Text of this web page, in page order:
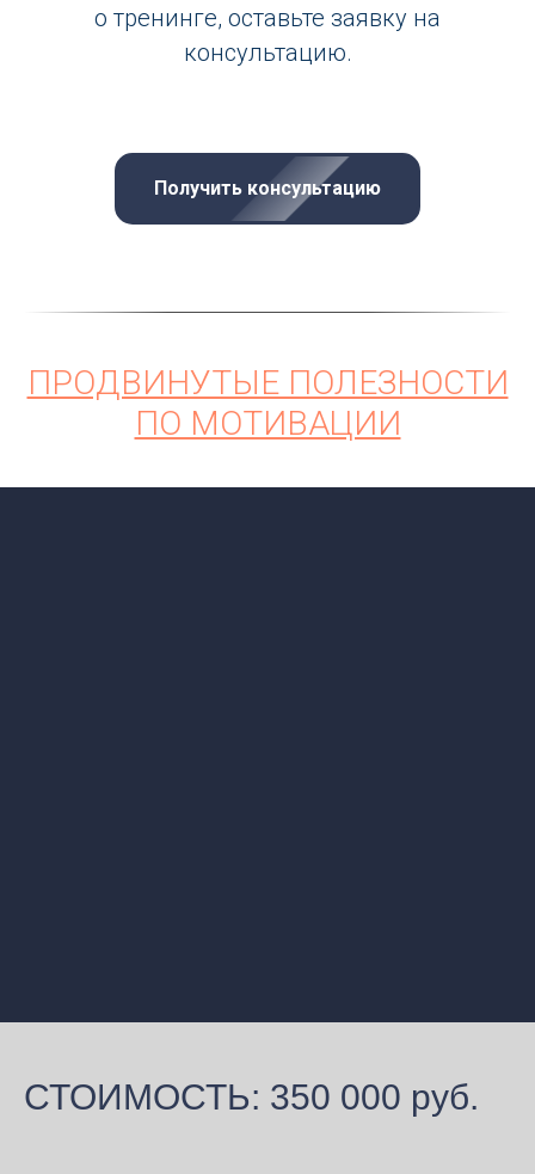
о тренинге, оставьте заявку на
консультацию.
Получить консультацию
ПРОДВИНУТЫЕ ПОЛЕЗНОСТИ
ПО МОТИВАЦИИ
СТОИМОСТЬ: 350 000 руб.